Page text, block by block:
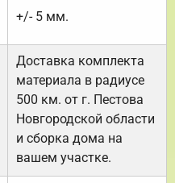
+/- 5 мм.
Доставка комплекта
материала в радиусе
500 км. от г. Пестова
Новгородской области
и сборка дома на
вашем участке.